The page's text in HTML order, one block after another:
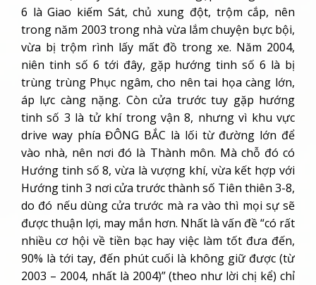
áp lực càng nặng. Còn cửa trước tuy gặp hướng
tinh số 3 là tử khí trong vận 8, nhưng vì khu vực
drive way phía ĐÔNG BẮC là lối từ đường lớn để
vào nhà, nên nơi đó là Thành môn. Mà chỗ đó có
Hướng tinh số 8, vừa là vượng khí, vừa kết hợp với
Hướng tinh 3 nơi cửa trước thành số Tiên thiên 3-8,
do đó nếu dùng cửa trước mà ra vào thì mọi sự sẽ
được thuận lợi, may mắn hơn. Nhất là vấn đề “có rất
nhiều cơ hội về tiền bạc hay việc làm tốt đưa đến,
90% là tới tay, đến phút cuối là không giữ được (từ
2003 – 2004, nhất là 2004)” (theo như lời chị kể) chỉ
là vì ngoại khẩu (tức Thành môn hay khu vực từ
ngoài đường vào driveway) đắc vượng khí, khiến
cho có nhiều cơ hội về tiền bạc và công việc từ bên
ngoài đưa tới. Nhưng vì gia đình dùng cửa hông
nơi phía TÂY BẮC, bị khí Lục Bạch là hung khí (vì